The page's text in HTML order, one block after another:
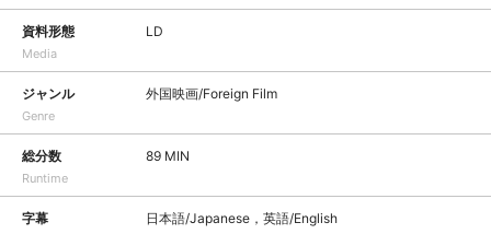
資料形態
Media
LD
ジャンル
Genre
外国映画/Foreign Film
総分数
Runtime
89 MIN
字幕 日本語/Japanese，英語/English